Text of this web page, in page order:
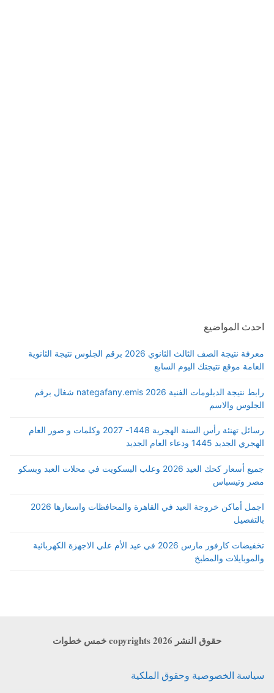
احدث المواضيع
معرفة نتيجة الصف الثالث الثانوي 2026 برقم الجلوس نتيجة الثانوية
العامة موقع نتيجتك اليوم السابع
رابط نتيجة الدبلومات الفنية 2026 nategafany.emis شغال برقم
الجلوس والاسم
رسائل تهنئة رأس السنة الهجرية 1448- 2027 وكلمات و صور العام
الهجري الجديد 1445 ودعاء العام الجديد
جميع أسعار كحك العيد 2026 وعلب البسكويت في محلات العبد وبسكو
مصر وتيسباس
اجمل أماكن خروجة العيد في القاهرة والمحافظات واسعارها 2026
بالتفصيل
تخفيضات كارفور مارس 2026 في عيد الأم علي الاجهزة الكهربائية
والموبايلات والمطبخ
حقوق النشر copyrights 2026 خمس خطوات
سياسة الخصوصية وحقوق الملكية